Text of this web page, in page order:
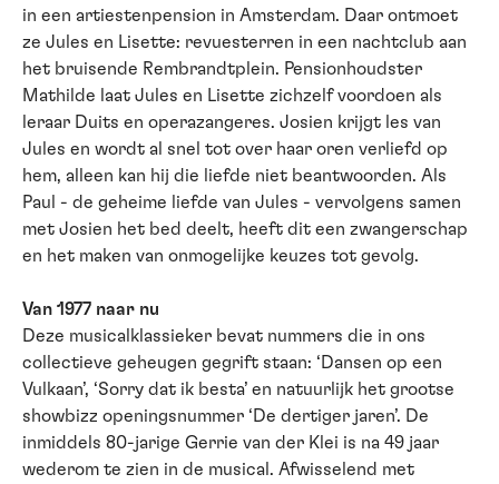
in een artiestenpension in Amsterdam. Daar ontmoet
ze Jules en Lisette: revuesterren in een nachtclub aan
het bruisende Rembrandtplein. Pensionhoudster
Mathilde laat Jules en Lisette zichzelf voordoen als
leraar Duits en operazangeres. Josien krijgt les van
Jules en wordt al snel tot over haar oren verliefd op
hem, alleen kan hij die liefde niet beantwoorden. Als
Paul - de geheime liefde van Jules - vervolgens samen
met Josien het bed deelt, heeft dit een zwangerschap
en het maken van onmogelijke keuzes tot gevolg.
Van 1977 naar nu
Deze musicalklassieker bevat nummers die in ons
collectieve geheugen gegrift staan: ‘Dansen op een
Vulkaan’, ‘Sorry dat ik besta’ en natuurlijk het grootse
showbizz openingsnummer ‘De dertiger jaren’. De
inmiddels 80-jarige Gerrie van der Klei is na 49 jaar
wederom te zien in de musical. Afwisselend met